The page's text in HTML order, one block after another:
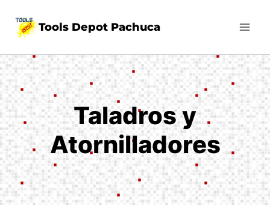
Tools Depot Pachuca
Taladros y
Atornilladores